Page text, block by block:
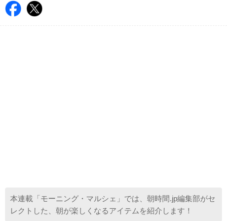
本連載「モーニング・マルシェ」では、朝時間.jp編集部がセ
レクトした、朝が楽しくなるアイテムを紹介します！